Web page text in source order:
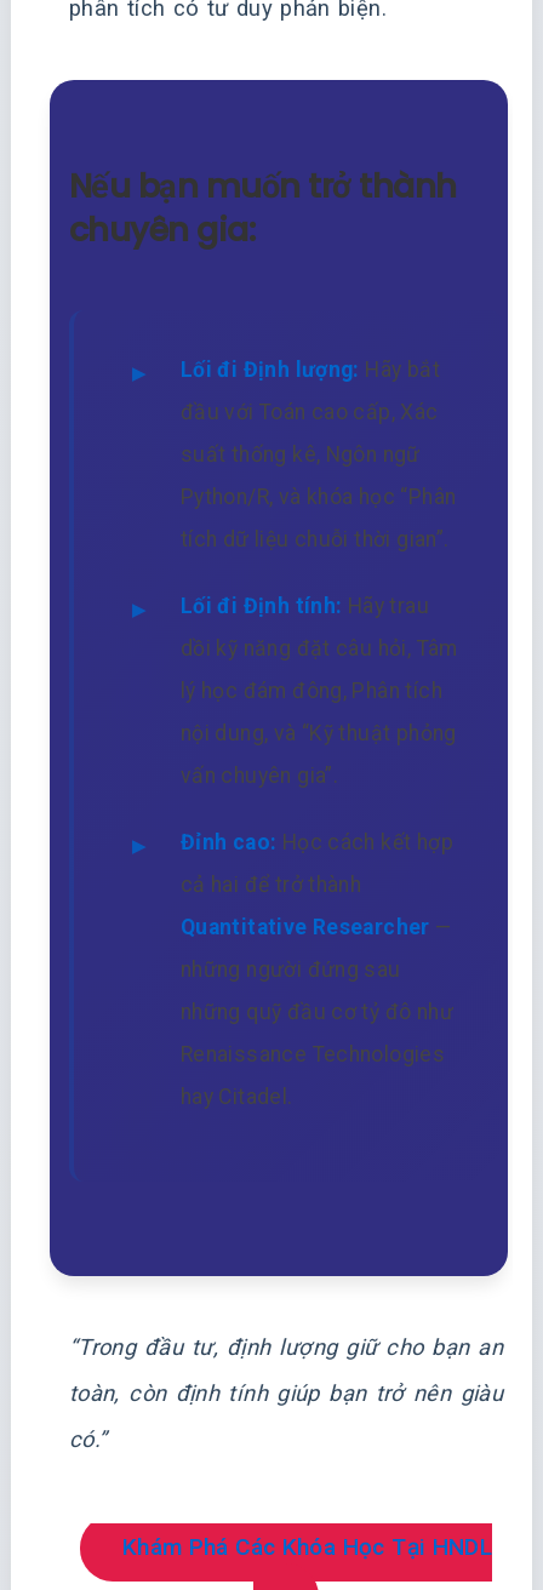
phân tích có tư duy phản biện.
Nếu bạn muốn trở thành
chuyên gia:
Lối đi Định lượng: Hãy bắt
đầu với Toán cao cấp, Xác
suất thống kê, Ngôn ngữ
Python/R, và khóa học “Phân
tích dữ liệu chuỗi thời gian”.
Lối đi Định tính: Hãy trau
dồi kỹ năng đặt câu hỏi, Tâm
lý học đám đông, Phân tích
nội dung, và “Kỹ thuật phỏng
vấn chuyên gia”.
Đỉnh cao: Học cách kết hợp
cả hai để trở thành
Quantitative Researcher —
những người đứng sau
những quỹ đầu cơ tỷ đô như
Renaissance Technologies
hay Citadel.
“Trong đầu tư, định lượng giữ cho bạn an
toàn, còn định tính giúp bạn trở nên giàu
có.”
Khám Phá Các Khóa Học Tại HNDL